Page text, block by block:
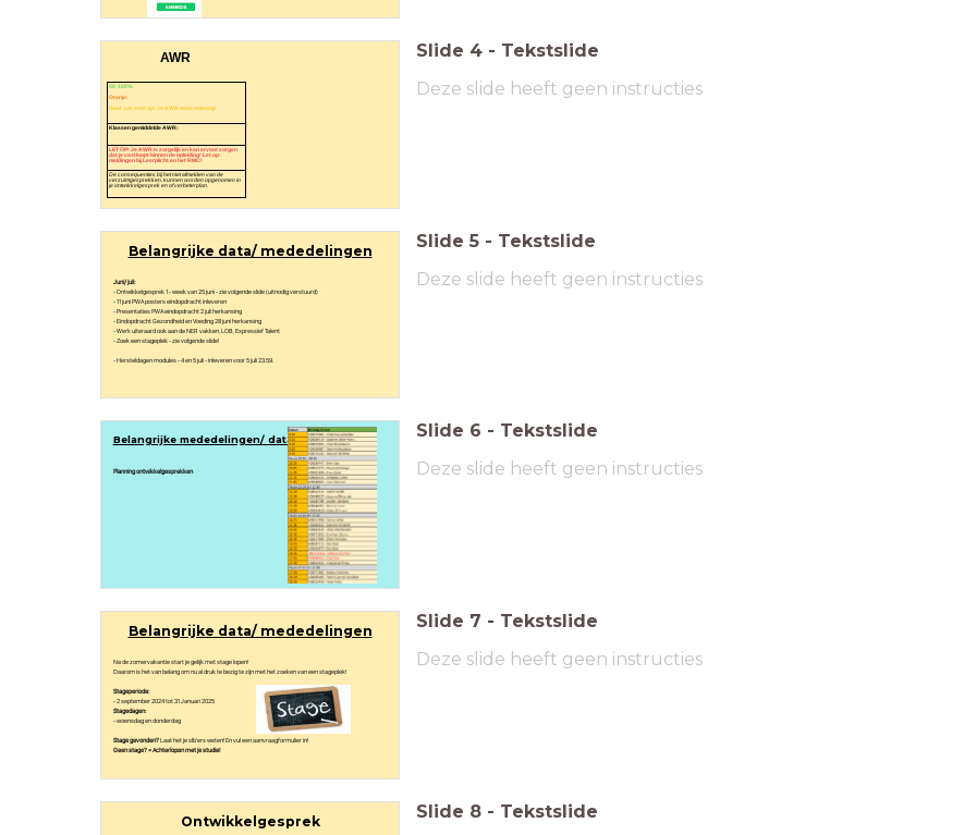
AWR
90-100%:
Oranje:
Geel: Let echt op! Je AWR moet omhoog!
Klassen gemiddelde AWR:
LET OP! Je AWR is zorgelijk en kan ervoor zorgen
dat je vastloopt binnen de opleiding! Let op:
meldingen bij Leerplicht en het RMC!
De consequenties bij het niet afmelden van de
verzuimgesprekken, kunnen worden opgenomen in
je ontwikkelgesprek en of verbeterplan.
Slide 4 - Tekstslide
Deze slide heeft geen instructies
Belangrijke data/ mededelingen
Juni/ juli:
- Ontwikkelgesprek 1 - week van 25 juni - zie volgende slide (uitnodig verstuurd)
- 11 juni PWA posters eindopdracht inleveren
- Presentaties PWA eindopdracht 2 juli herkansing
- Eindopdracht Gezondheid en Voeding 28 juni herkansing
- Werk uiteraard ook aan de NER vakken, LOB, Expressief Talent
- Zoek een stageplek - zie volgende slide!
- Hersteldagen modules - 4 en 5 juli - inleveren voor 5 juli 23.59.
Slide 5 - Tekstslide
Deze slide heeft geen instructies
Belangrijke mededelingen/ data
Planning ontwikkelgesprekken
Slide 6 - Tekstslide
Deze slide heeft geen instructies
Belangrijke data/ mededelingen
Na de zomervakantie start je gelijk met stage lopen!
Daarom is het van belang om nu al druk te bezig te zijn met het zoeken van een stageplek!
Stageperiode:
- 2 september 2024 tot 31 Januari 2025
Stagedagen:
- woensdag en donderdag
Stage gevonden?Laat het je slb'ers weten! En vul een aanvraagformulier in!
Geen stage? = Achterlopen met je studie!
Slide 7 - Tekstslide
Deze slide heeft geen instructies
Ontwikkelgesprek Slide 8 - Tekstslide